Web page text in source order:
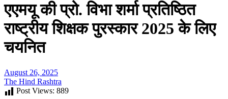
एएमयू की प्रो. विभा शर्मा प्रतिष्ठित
राष्ट्रीय शिक्षक पुरस्कार 2025 के लिए
चयनित
August 26, 2025
The Hind Rashtra
Post Views: 889